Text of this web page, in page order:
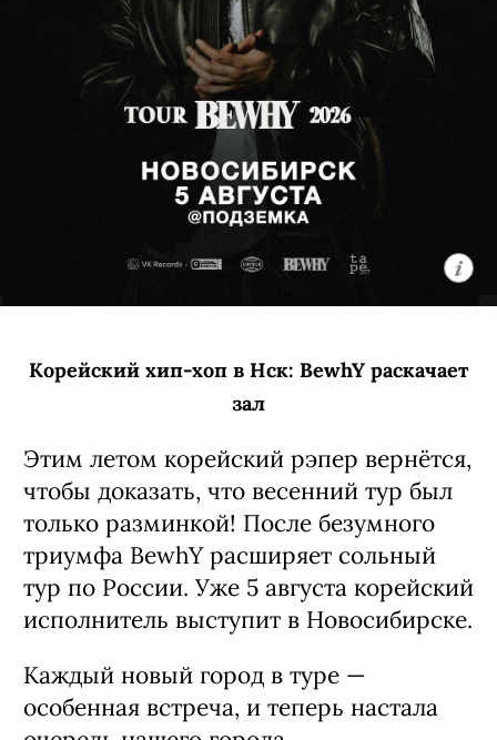
Этим летом корейский рэпер вернётся,
чтобы доказать, что весенний тур был
только разминкой! После безумного
триумфа BewhY расширяет сольный
тур по России. Уже 5 августа корейский
исполнитель выступит в Новосибирске.
Каждый новый город в туре —
особенная встреча, и теперь настала